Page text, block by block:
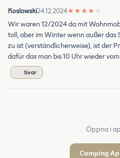
Koslowski24.12.2024★ ★ ★ ★ ★
Wir waren 12/2024 da mit
toll, aber im Winter wenn außer das
zu ist (verständlicherweise), ist der
dafür das man bis 10 Uhr wieder
Svar
Öppna i
Camping